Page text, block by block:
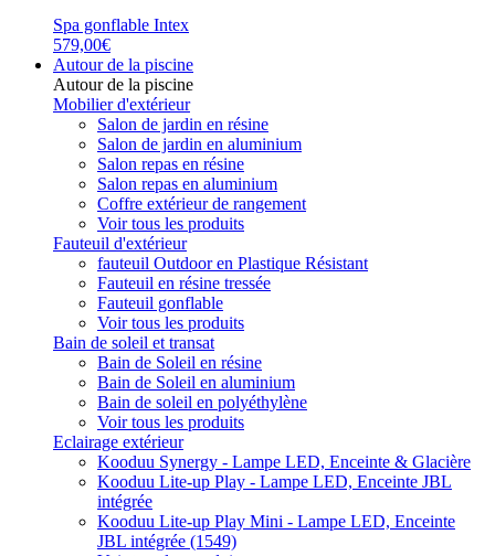
Spa gonflable Intex
579,00€
Autour de la piscine
Autour de la piscine
Mobilier d'extérieur
Salon de jardin en résine
Salon de jardin en aluminium
Salon repas en résine
Salon repas en aluminium
Coffre extérieur de rangement
Voir tous les produits
Fauteuil d'extérieur
fauteuil Outdoor en Plastique Résistant
Fauteuil en résine tressée
Fauteuil gonflable
Voir tous les produits
Bain de soleil et transat
Bain de Soleil en résine
Bain de Soleil en aluminium
Bain de soleil en polyéthylène
Voir tous les produits
Eclairage extérieur
Kooduu Synergy - Lampe LED, Enceinte & Glacière
Kooduu Lite-up Play - Lampe LED, Enceinte JBL
intégrée
Kooduu Lite-up Play Mini - Lampe LED, Enceinte
JBL intégrée (1549)